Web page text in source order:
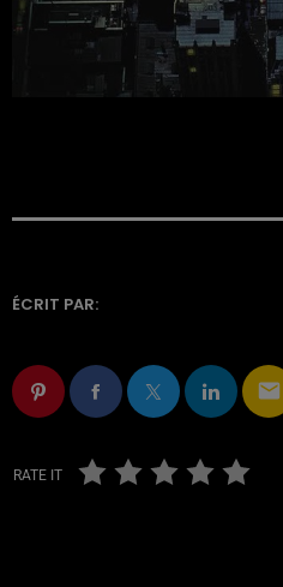
ÉCRIT PAR:
email
RATE IT